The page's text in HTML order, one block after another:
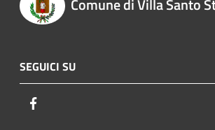
Comune di Villa Santo
SEGUICI SU